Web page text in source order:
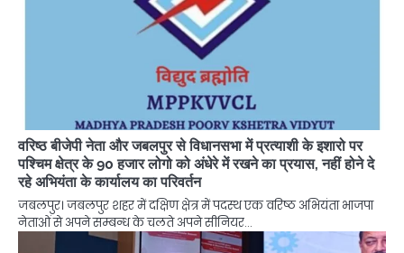
वरिष्ठ बीजेपी नेता और जबलपुर से विधानसभा में प्रत्याशी के इशारो पर
पश्चिम क्षेत्र के 90 हजार लोगो को अंधेरे में रखने का प्रयास, नहीं होने दे
रहे अभियंता के कार्यालय का परिवर्तन
जबलपुर। जबलपुर शहर में दक्षिण क्षेत्र में पदस्थ एक वरिष्ठ अभियंता भाजपा
नेताओं से अपने सम्बन्ध के चलते अपने सीनियर…